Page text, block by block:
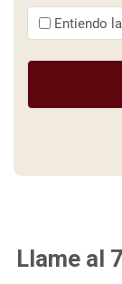
Entiendo
que
(Obligatorio)
Entiendo la
Llame al